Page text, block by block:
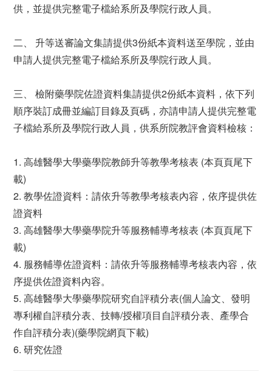
供，並提供完整電子檔給系所及學院行政人員。
二、 升等送審論文集請提供3份紙本資料送至學院，並由
申請人提供完整電子檔給系所及學院行政人員。
三、 檢附藥學院佐證資料集請提供2份紙本資料，依下列
順序裝訂成冊並編訂目錄及頁碼，亦請申請人提供完整電
子檔給系所及學院行政人員，供系所院教評會資料檢核：
1. 高雄醫學大學藥學院教師升等教學考核表 (本頁頁尾下
載)
2. 教學佐證資料：請依升等教學考核表內容，依序提供佐
證資料
3. 高雄醫學大學藥學院升等服務輔導考核表 (本頁頁尾下
載)
4. 服務輔導佐證資料：請依升等服務輔導考核表內容，依
序提供佐證資料內容。
5. 高雄醫學大學藥學院研究自評積分表(個人論文、發明
專利權自評積分表、技轉/授權項目自評積分表、產學合
作自評積分表)(藥學院網頁下載)
6. 研究佐證